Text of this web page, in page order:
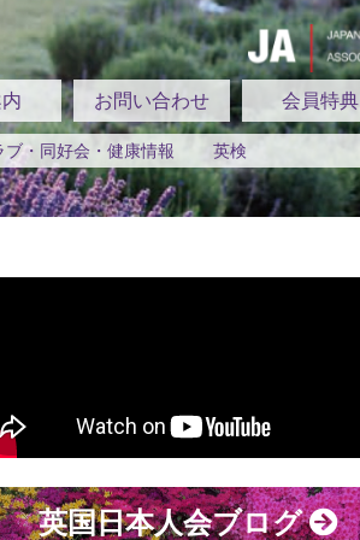
お問い合わせ 会員特典
ブ・同好会・健康情報 英検
英国日本人会ブログ